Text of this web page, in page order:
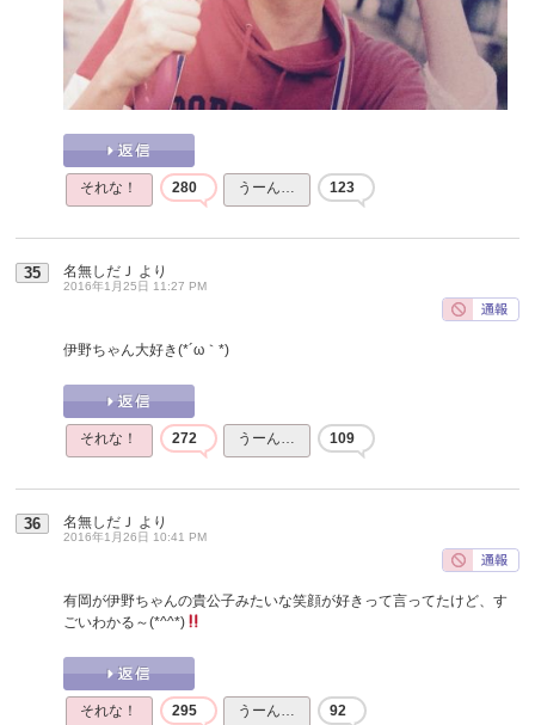
それな！ 280 うーん… 123
35 名無しだＪ より
2016年1月25日 11:27 PM
伊野ちゃん大好き(*´ω｀*)
それな！ 272 うーん… 109
36 名無しだＪ より
2016年1月26日 10:41 PM
有岡が伊野ちゃんの貴公子みたいな笑顔が好きって言ってたけど、す
ごいわかる～(*^^*)
それな！ 295 うーん… 92